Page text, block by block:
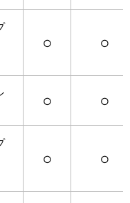
○ ○
○ ○
○ ○